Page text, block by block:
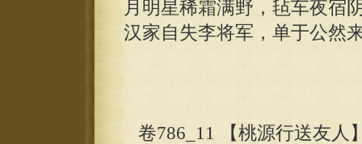
月明星稀霜满野，毡车夜宿
汉家自失李将军，单于公然
卷786_11 【桃源行送友人